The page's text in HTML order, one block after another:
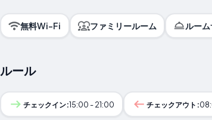
無料Wi-Fi ファミリールーム ルー
ルール
チェックイン:15:00 - 21:00 チェックアウト: